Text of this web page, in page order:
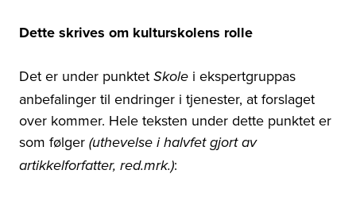
Dette skrives om kulturskolens rolle
Det er under punktet Skole i ekspertgruppas
anbefalinger til endringer i tjenester, at forslaget
over kommer. Hele teksten under dette punktet er
som følger (uthevelse i halvfet gjort av
artikkelforfatter, red.mrk.):